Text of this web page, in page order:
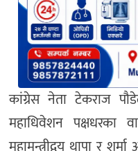
कांग्रेस नेता टेकराज
महाधिवेशन पक्षधरका